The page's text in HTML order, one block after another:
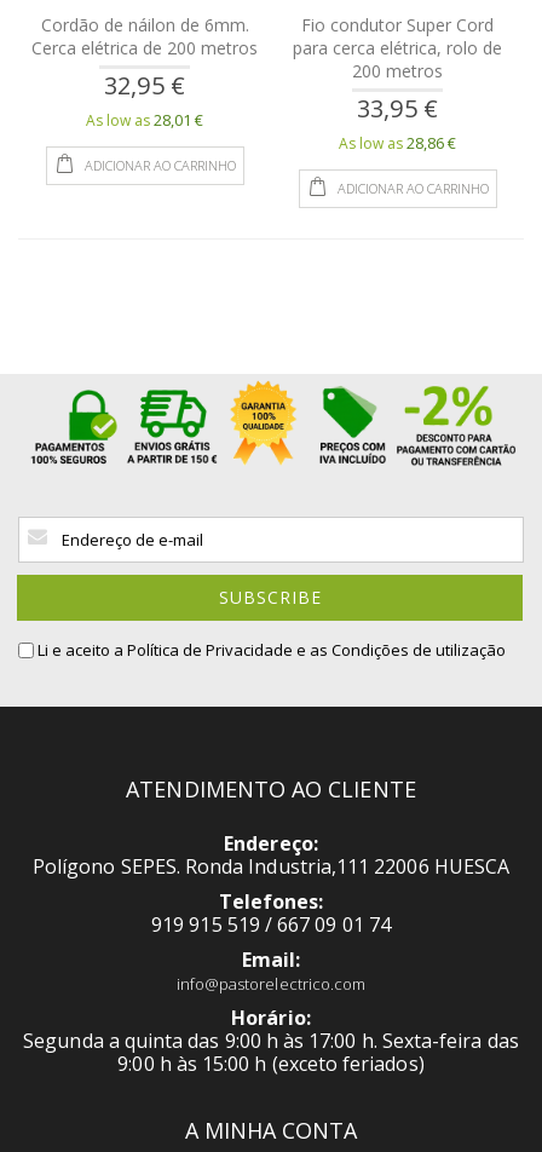
Cordão de náilon de 6mm.
Cerca elétrica de 200 metros
32,95 €
As low as28,01 €
ADICIONAR AO CARRINHO
Fio condutor Super Cord
para cerca elétrica, rolo de
200 metros
33,95 €
As low as28,86 €
ADICIONAR AO CARRINHO
Sign
Up
for
SUBSCRIBE
Li e aceito a Política de Privacidade e as Condições de utilização
ATENDIMENTO AO CLIENTE
Endereço:
Polígono SEPES. Ronda Industria,111 22006 HUESCA
Telefones:
919 915 519 / 667 09 01 74
Email:
info@pastorelectrico.com
Horário:
Segunda a quinta das 9:00 h às 17:00 h. Sexta-feira das
9:00 h às 15:00 h (exceto feriados)
A MINHA CONTA